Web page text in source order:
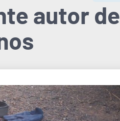
autor de